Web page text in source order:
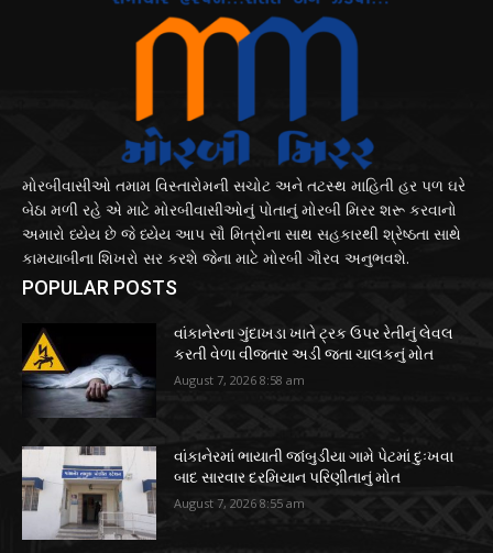
મોરબીવાસીઓ તમામ વિસ્તારોમની સચોટ અને તટસ્થ માહિતી હર પળ ઘરે
બેઠા મળી રહે એ માટે મોરબીવાસીઓનું પોતાનું મોરબી મિરર શરૂ કરવાનો
અમારો ધ્યેય છે જે ધ્યેય આપ સૌ મિત્રોના સાથ સહકારથી શ્રેષ્ઠતા સાથે
કામયાબીના શિખરો સર કરશે જેના માટે મોરબી ગૌરવ અનુભવશે.
POPULAR POSTS
વાંકાનેરના ગુંદાખડા ખાતે ટ્રક ઉપર રેતીનું લેવલ
કરતી વેળા વીજતાર અડી જતા ચાલકનું મોત
August 7, 2026 8:58 am
વાંકાનેરમાં ભાયાતી જાંબુડીયા ગામે પેટમાં દુઃખવા
બાદ સારવાર દરમિયાન પરિણીતાનું મોત
August 7, 2026 8:55 am